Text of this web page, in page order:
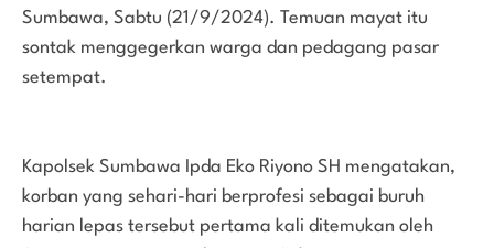
Sumbawa, Sabtu (21/9/2024). Temuan mayat itu
sontak menggegerkan warga dan pedagang pasar
setempat.
Kapolsek Sumbawa Ipda Eko Riyono SH mengatakan,
korban yang sehari-hari berprofesi sebagai buruh
harian lepas tersebut pertama kali ditemukan oleh